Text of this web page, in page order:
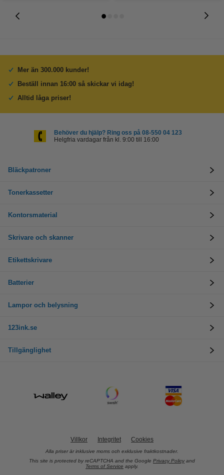
Mer än 300.000 kunder!
Beställ innan 16:00 så skickar vi idag!
Alltid låga priser!
Behöver du hjälp? Ring oss på 08-550 04 123
Helgfria vardagar från kl. 9:00 till 16:00
Bläckpatroner
Tonerkassetter
Kontorsmaterial
Skrivare och skanner
Etikettskrivare
Batterier
Lampor och belysning
123ink.se
Tillgänglighet
Villkor Integritet Cookies
Alla priser är inklusive moms och exklusive fraktkostnader.
This site is protected by reCAPTCHA and the Google Privacy Policy and
Terms of Service apply.